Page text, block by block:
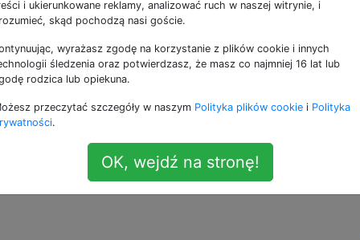
i iTunes otworzył się jak zawsze. Mam jednak dziwne
na telefonie ani w bibliotece iTunes. To nie było
komputerze :) Czy ktoś widział coś takiego? Nie mogę
i ukierunkowane reklamy, analizować ruch w naszej witrynie, i
skąd pochodzą nasi goście.
wyrażasz zgodę na korzystanie z plików cookie i innych
śledzenia oraz potwierdzasz, że masz co najmniej 16 lat lub
rodzica lub opiekuna.
przeczytać szczegóły w naszym Polityka plików cookie i Polityka
.
OK, wejdź na stronę!